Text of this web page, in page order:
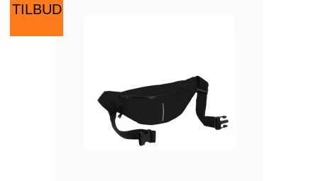
TILBUD